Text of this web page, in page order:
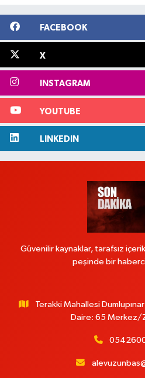
FACEBOOK
X
INSTAGRAM
YOUTUBE
LINKEDIN
Güvenilir kaynaklar, tarafsız
peşinde bir
Terakki Mahallesi
Daire: 65 Merkez/